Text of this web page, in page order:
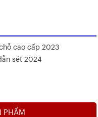
cao cấp 2023
sét 2024
PHẨM